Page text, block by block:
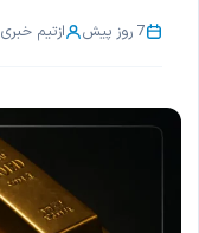
7 روز پیش ازتیم خبری